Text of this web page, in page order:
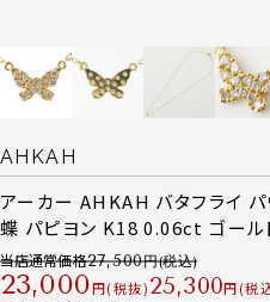
AHKAH
アーカー AHKAH バタフライ パ
蝶 パピヨン K18 0.06ct ゴール
当店通常価格27,500
23,000 税抜 25,300
税